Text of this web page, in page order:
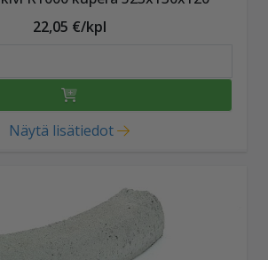
22,05 €/kpl
Näytä lisätiedot